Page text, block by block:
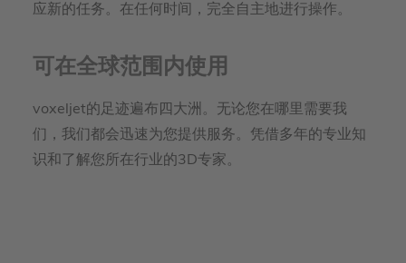
应新的任务。在任何时间，完全自主地进行操作。
可在全球范围内使用
voxeljet的足迹遍布四大洲。无论您在哪里需要我
们，我们都会迅速为您提供服务。凭借多年的专业知
识和了解您所在行业的3D专家。